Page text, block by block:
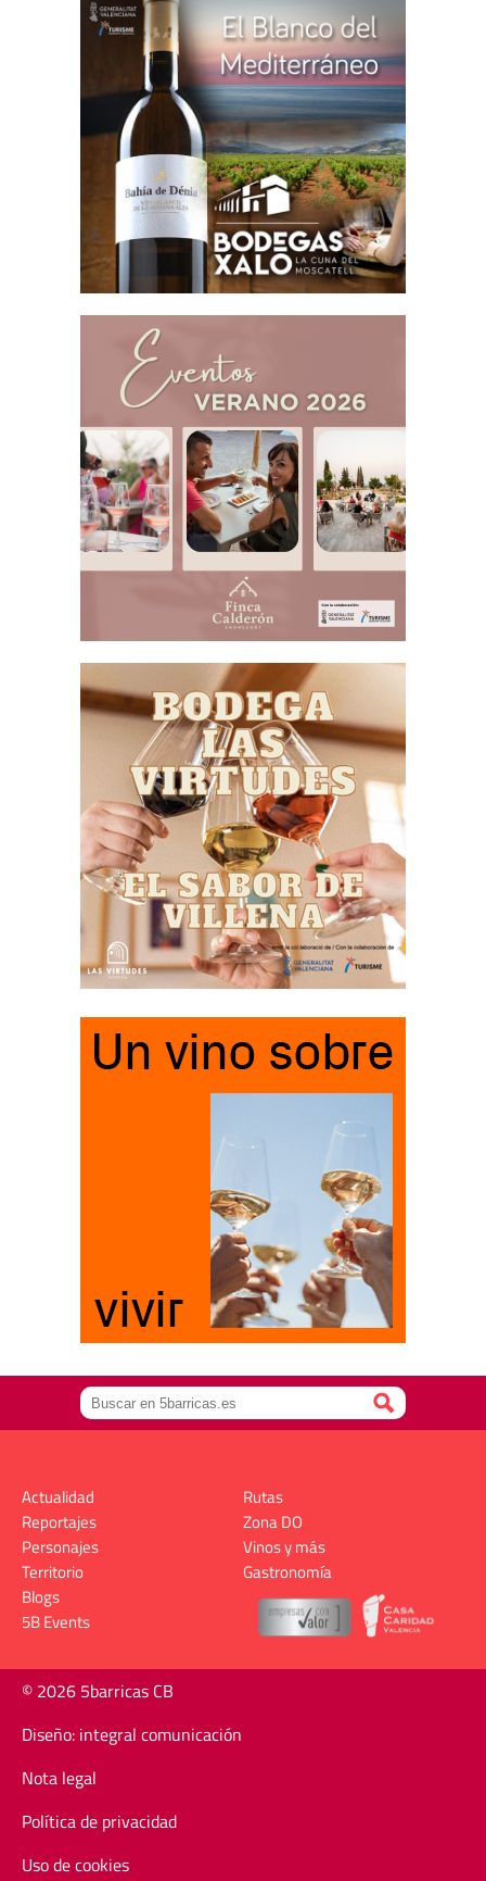
Actualidad
Reportajes
Personajes
Territorio
Rutas
Zona DO
Vinos y más
Gastronomía
Blogs
5B Events
© 2026 5barricas CB
Diseño: integral comunicación
Nota legal
Política de privacidad
Uso de cookies